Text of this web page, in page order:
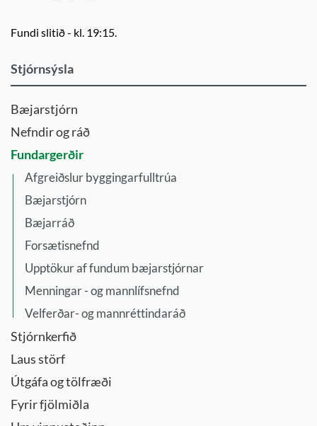
Fundi slitið - kl. 19:15.
Stjórnsýsla
Bæjarstjórn
Nefndir og ráð
Fundargerðir
Afgreiðslur byggingarfulltrúa
Bæjarstjórn
Bæjarráð
Forsætisnefnd
Upptökur af fundum bæjarstjórnar
Menningar - og mannlífsnefnd
Velferðar- og mannréttindaráð
Stjórnkerfið
Laus störf
Útgáfa og tölfræði
Fyrir fjölmiðla